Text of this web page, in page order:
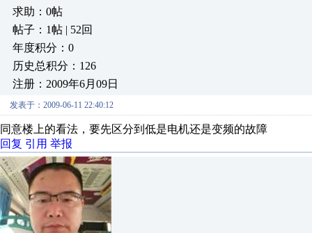
求助：0帖
帖子：1帖 | 52回
年度积分：0
历史总积分：126
注册：2009年6月09日
发表于：2009-06-11 22:40:12
同意楼上的看法，要先区分到低是电机还是变频的故障
回复 引用 举报